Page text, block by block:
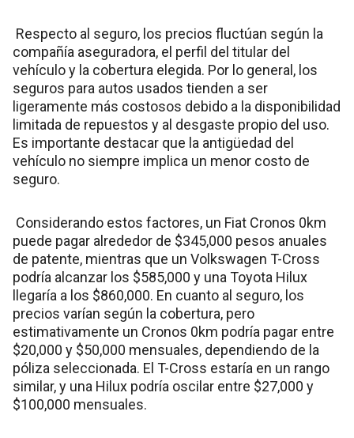
Respecto al seguro, los precios fluctúan según la
compañía aseguradora, el perfil del titular del
vehículo y la cobertura elegida. Por lo general, los
seguros para autos usados tienden a ser
ligeramente más costosos debido a la disponibilidad
limitada de repuestos y al desgaste propio del uso.
Es importante destacar que la antigüedad del
vehículo no siempre implica un menor costo de
seguro.
Considerando estos factores, un Fiat Cronos 0km
puede pagar alrededor de $345,000 pesos anuales
de patente, mientras que un Volkswagen T-Cross
podría alcanzar los $585,000 y una Toyota Hilux
llegaría a los $860,000. En cuanto al seguro, los
precios varían según la cobertura, pero
estimativamente un Cronos 0km podría pagar entre
$20,000 y $50,000 mensuales, dependiendo de la
póliza seleccionada. El T-Cross estaría en un rango
similar, y una Hilux podría oscilar entre $27,000 y
$100,000 mensuales.